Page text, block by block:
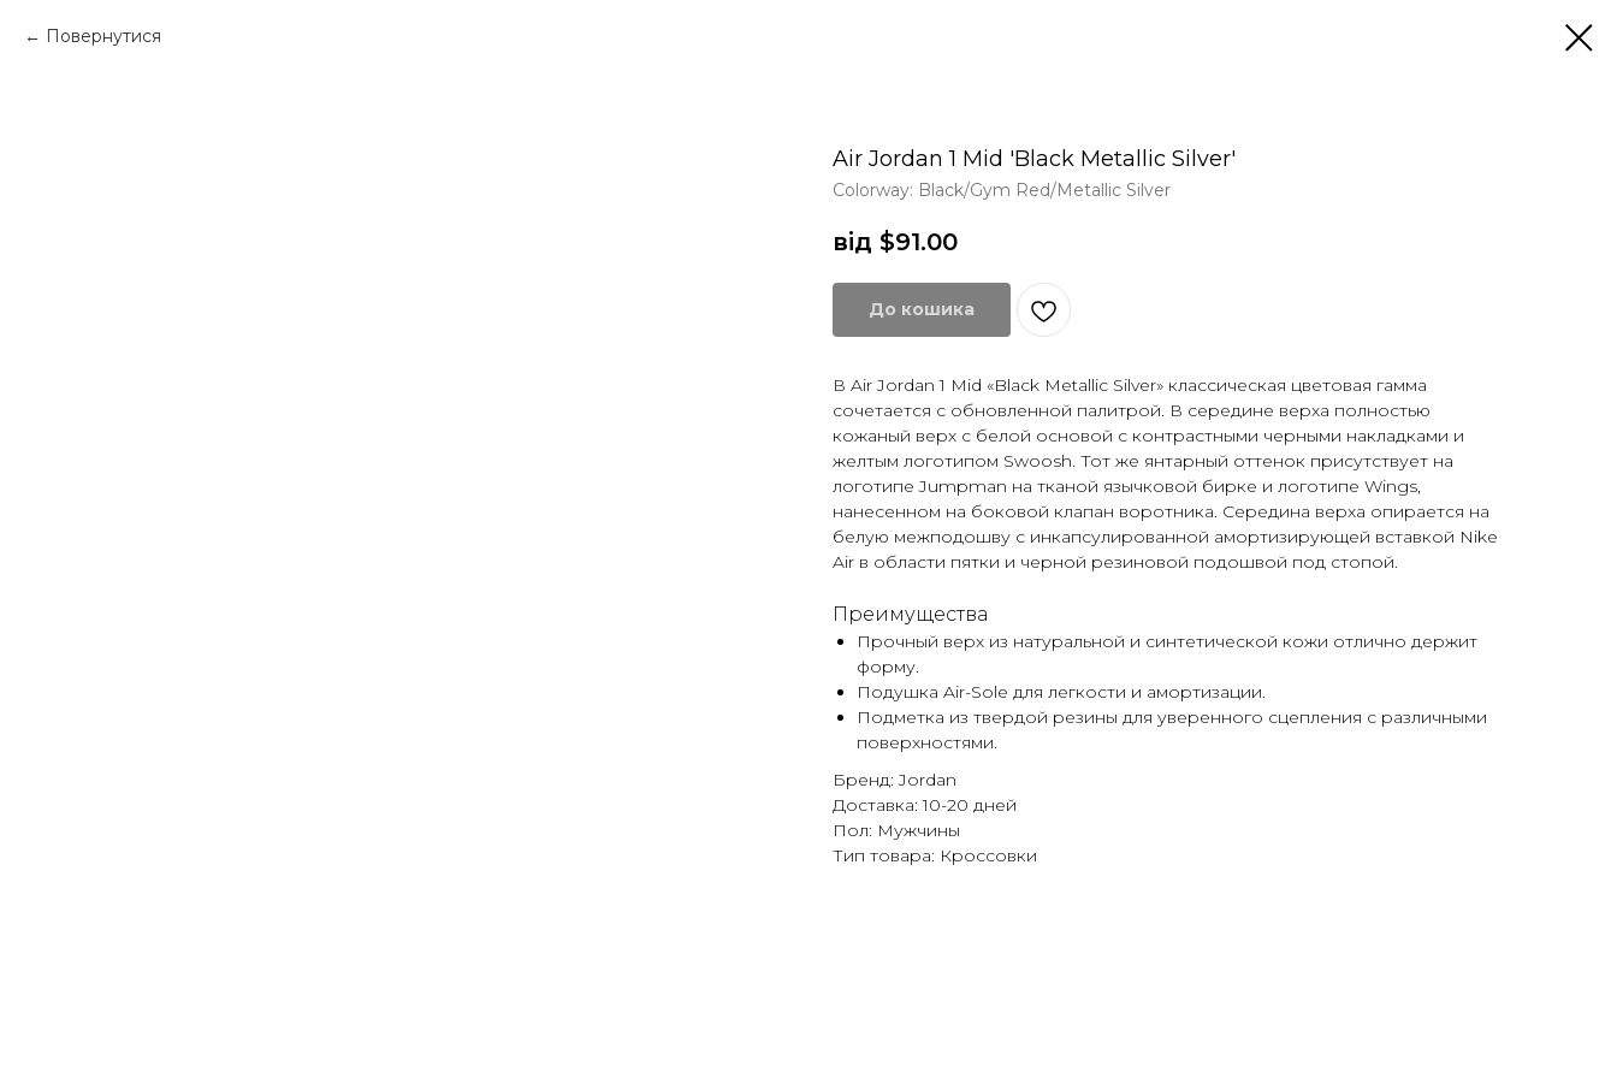
Повернутися
Air Jordan 1 Mid 'Black Metallic Silver'
Colorway: Black/Gym Red/Metallic Silver
від $91.00
До кошика
В Air Jordan 1 Mid «Black Metallic Silver» классическая цветовая гамма
сочетается с обновленной палитрой. В середине верха полностью
кожаный верх с белой основой с контрастными черными накладками и
желтым логотипом Swoosh. Тот же янтарный оттенок присутствует на
логотипе Jumpman на тканой язычковой бирке и логотипе Wings,
нанесенном на боковой клапан воротника. Середина верха опирается на
белую межподошву с инкапсулированной амортизирующей вставкой Nike
Air в области пятки и черной резиновой подошвой под стопой.
Преимущества
Прочный верх из натуральной и синтетической кожи отлично держит
форму.
Подушка Air-Sole для легкости и амортизации.
Подметка из твердой резины для уверенного сцепления с различными
поверхностями.
Бренд: Jordan
Доставка: 10-20 дней
Пол: Мужчины
Тип товара: Кроссовки